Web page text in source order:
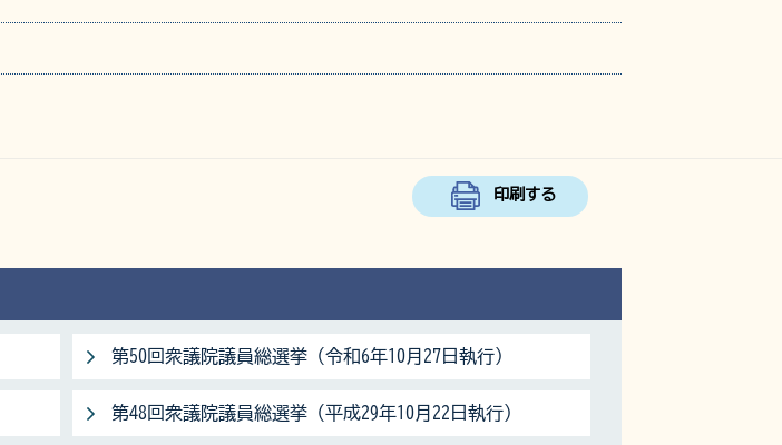
印刷する
第50回衆議院議員総選挙（令和6年10月27日執行）
第48回衆議院議員総選挙（平成29年10月22日執行）